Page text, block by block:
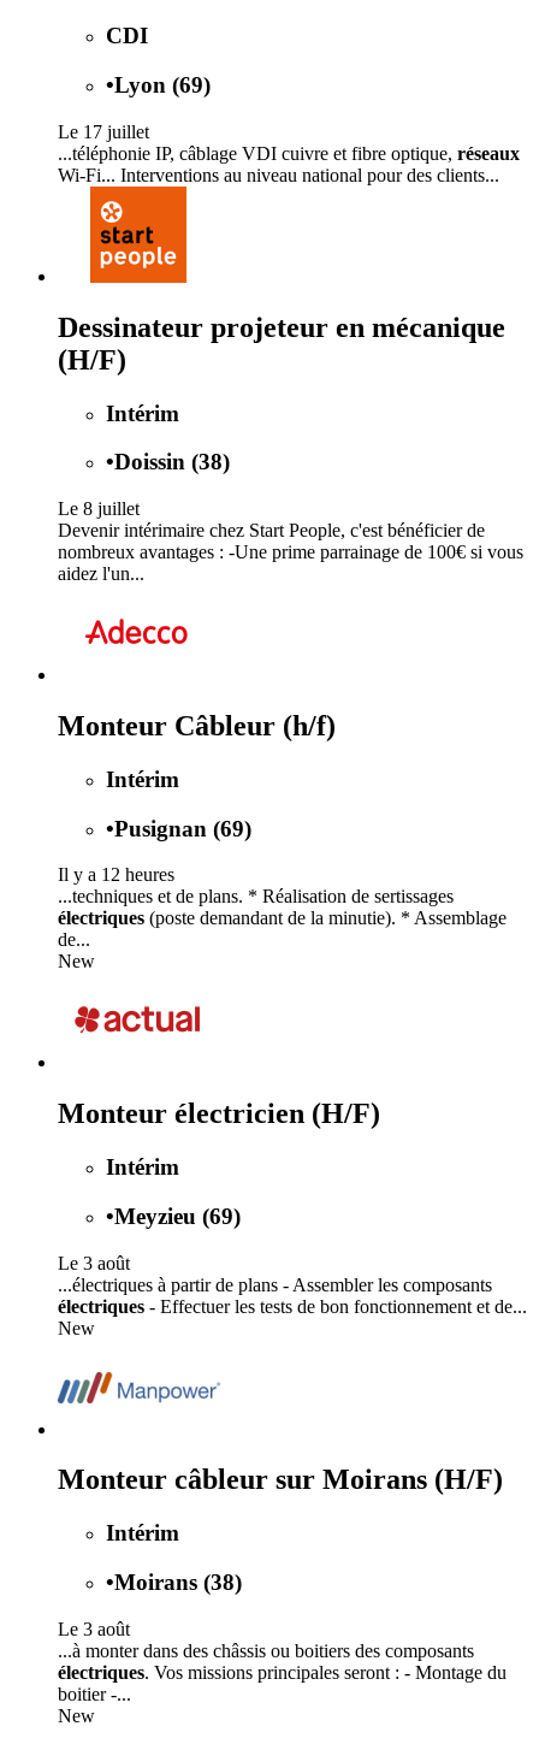
CDI
•Lyon (69)
Le 17 juillet
...téléphonie IP, câblage VDI cuivre et fibre optique, réseaux
Wi-Fi... Interventions au niveau national pour des clients...
Dessinateur projeteur en mécanique
(H/F)
Intérim
•Doissin (38)
Le 8 juillet
Devenir intérimaire chez Start People, c'est bénéficier de
nombreux avantages : -Une prime parrainage de 100€ si vous
aidez l'un...
Monteur Câbleur (h/f)
Intérim
•Pusignan (69)
Il y a 12 heures
...techniques et de plans. * Réalisation de sertissages
électriques (poste demandant de la minutie). * Assemblage
de...
New
Monteur électricien (H/F)
Intérim
•Meyzieu (69)
Le 3 août
...électriques à partir de plans - Assembler les composants
électriques - Effectuer les tests de bon fonctionnement et de...
New
Monteur câbleur sur Moirans (H/F)
Intérim
•Moirans (38)
Le 3 août
...à monter dans des châssis ou boitiers des composants
électriques. Vos missions principales seront : - Montage du
boitier -...
New